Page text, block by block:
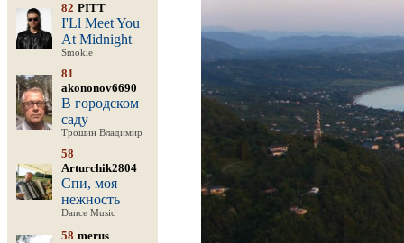
82 PITT
I'Ll Meet You
At Midnight
Smokie
81
akononov6690
В городском
саду
Трошин Владимир
58
Arturchik2804
Спи, моя
нежность
Dance Music
58 merus